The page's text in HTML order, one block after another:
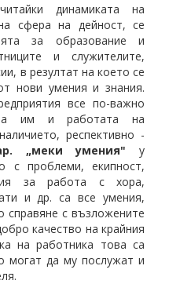
динамиката на
сфера на дейност, се
за образование и
и служителите,
в резултат на което се
нови умения и знания.
все по-важно
им и работата на
респективно -
„меки умения" у
с проблеми, екипност,
за работа с хора,
и др. са все умения,
с възложените
качество на крайния
на работника това са
могат да му послужат и